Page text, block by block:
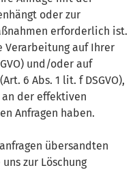
oder zur
erforderlich ist.
Verarbeitung auf Ihrer
und/oder auf
6 Abs. 1 lit. f DSGVO),
der effektiven
Anfragen haben.
übersandten
zur Löschung